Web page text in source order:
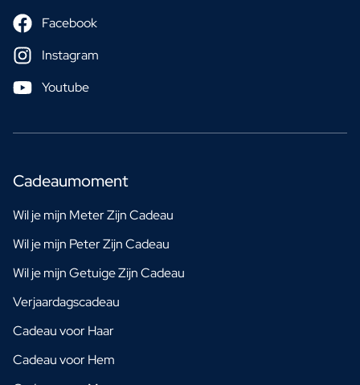
Facebook
Instagram
Youtube
Cadeaumoment
Wil je mijn Meter Zijn Cadeau
Wil je mijn Peter Zijn Cadeau
Wil je mijn Getuige Zijn Cadeau
Verjaardagscadeau
Cadeau voor Haar
Cadeau voor Hem